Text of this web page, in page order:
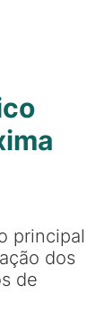
principal
dos
de